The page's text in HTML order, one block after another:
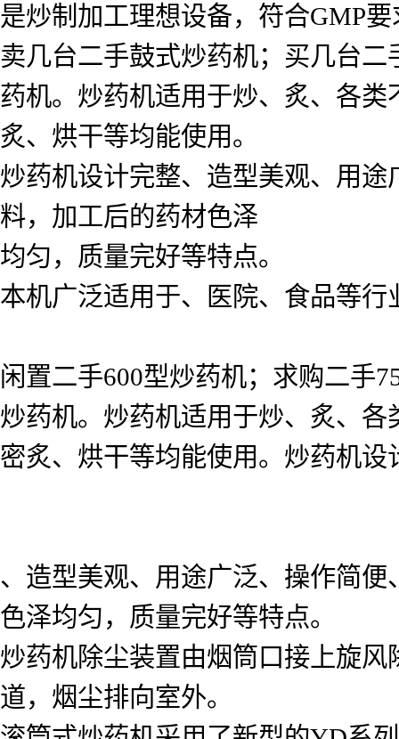
是炒制加工理想设备，符合GMP要
卖几台二手鼓式炒药机；买几台
药机。炒药机适用于炒、炙、各
炙、烘干等均能使用。
炒药机设计完整、造型美观、用
料，加工后的药材色泽
均匀，质量完好等特点。
本机广泛适用于、医院、食品等
闲置二手600型炒药机；求购二手
炒药机。炒药机适用于炒、炙、
密炙、烘干等均能使用。炒药机设
、造型美观、用途广泛、操作简
色泽均匀，质量完好等特点。
炒药机除尘装置由烟筒口接上旋
道，烟尘排向室外。